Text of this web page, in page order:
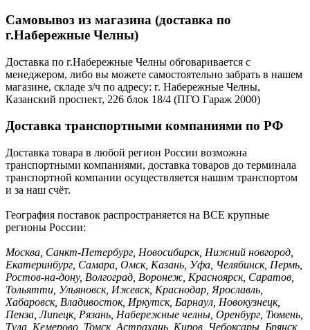
Самовывоз из магазина (доставка по
г.Набережные Челны)
Доставка по г.Набережные Челны обговаривается с
менеджером, либо вы можете самостоятельно забрать в нашем
магазине, складе з/ч по адресу: г. Набережные Челны,
Казанский проспект, 226 блок 18/4 (ПГО Гараж 2000)
Доставка транспортными компаниями по РФ
Доставка товара в любой регион России возможна
транспортными компаниями, доставка товаров до терминала
транспортной компании осуществляется нашим транспортом
и за наш счёт.
География поставок распространяется на ВСЕ крупные
регионы России:
Москва, Санкт-Петербург, Новосибирск, Нижний новгород,
Екатеринбург, Самара, Омск, Казань, Уфа, Челябинск, Пермь,
Ростов-на-дону, Волгоград, Воронеж, Красноярск, Саратов,
Тольятти, Ульяновск, Ижевск, Краснодар, Ярославль,
Хабаровск, Владивосток, Иркутск, Барнаул, Новокузнецк,
Пенза, Липецк, Рязань, Набережные челны, Оренбург, Тюмень,
Тула, Кемерово, Томск, Астрахань, Киров, Чебоксары, Брянск,